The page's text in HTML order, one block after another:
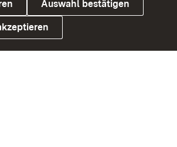
Auswahl bestätigen